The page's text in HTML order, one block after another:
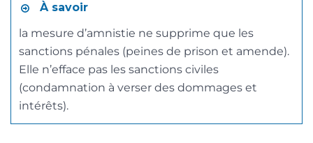
À savoir
la mesure d’amnistie ne supprime que les
sanctions pénales (peines de prison et amende).
Elle n’efface pas les sanctions civiles
(condamnation à verser des dommages et
intérêts).